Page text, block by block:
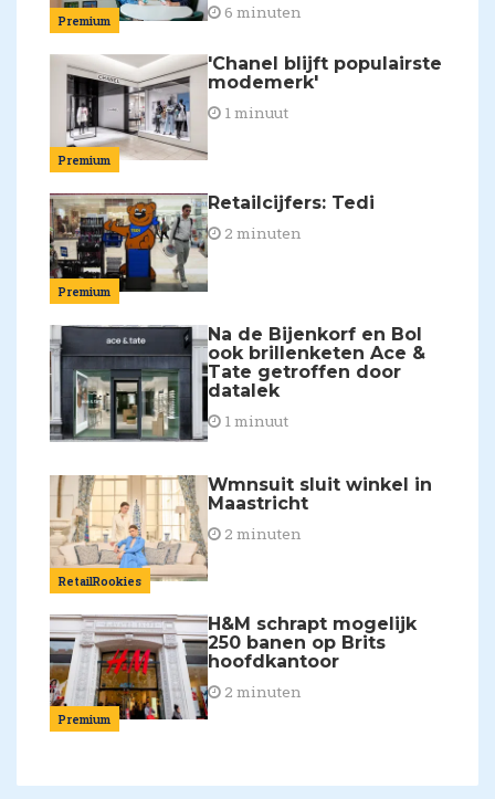
Premium 6 minuten
Premium
'Chanel blijft populairste
modemerk'
1 minuut
Premium
Retailcijfers: Tedi
2 minuten
Na de Bijenkorf en Bol
ook brillenketen Ace &
Tate getroffen door
datalek
1 minuut
RetailRookies
Wmnsuit sluit winkel in
Maastricht
2 minuten
Premium
H&M schrapt mogelijk
250 banen op Brits
hoofdkantoor
2 minuten